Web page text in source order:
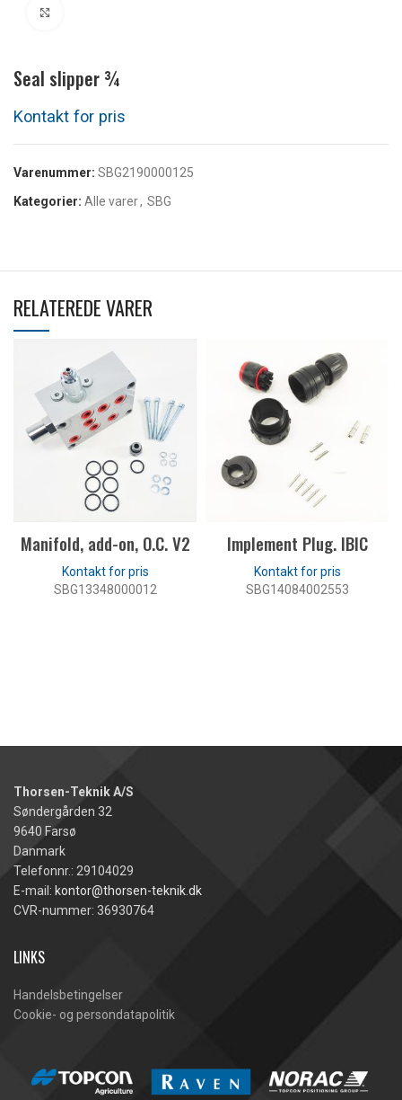
Seal slipper ¾
Varenummer: SBG2190000125
Kategorier: Alle varer, SBG
RELATEREDE VARER
Manifold, add-on, O.C. V2
SBG13348000012
Implement Plug. IBIC
SBG14084002553
Thorsen-Teknik A/S
Søndergården 32
9640 Farsø
Danmark
Telefonnr.: 29104029
E-mail: kontor@thorsen-teknik.dk
CVR-nummer: 36930764
LINKS
Handelsbetingelser
Cookie- og persondatapolitik